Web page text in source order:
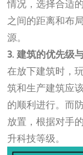
情况，选择合适
之间的距离和布
源。
3. 建筑的优先级
在放下建筑时，
筑和生产建筑应
的顺利进行。而
放置，根据对手
升科技等级。